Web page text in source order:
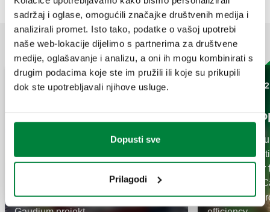
sadržaj i oglase, omogućili značajke društvenih medija i
analizirali promet. Isto tako, podatke o vašoj upotrebi
naše web-lokacije dijelimo s partnerima za društvene
medije, oglašavanje i analizu, a oni ih mogu kombinirati s
drugim podacima koje ste im pružili ili koje su prikupili
dok ste upotrebljavali njihove usluge.
Dopusti sve
Prilagodi
POVEZANI ČLANCI
08 Ožujak 2023
Naše proizvode možete
pronaći u trgovinama
Mariterm d.o.o. Centrometal d.o.o.
Palman Thermo d.o.o. Petrokov d.o.o.
30 Ožujak 2022
Dizalice
Today, heat
hydraulic
system
perspective.
full range of